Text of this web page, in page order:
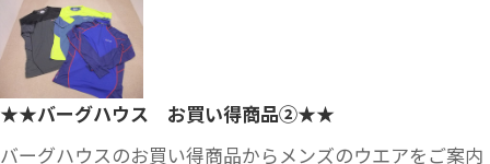
★★バーグハウス お買い得商品②★★
バーグハウスのお買い得商品からメンズのウエアをご案内